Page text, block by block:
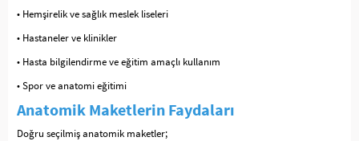
• Hemşirelik ve sağlık meslek liseleri
• Hastaneler ve klinikler
• Hasta bilgilendirme ve eğitim amaçlı kullanım
• Spor ve anatomi eğitimi
Anatomik Maketlerin Faydaları
Doğru seçilmiş anatomik maketler;